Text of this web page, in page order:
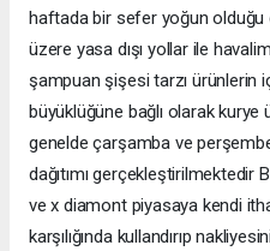
haftada bir sefer yoğun
üzere yasa dışı yollar ile
şampuan şişesi tarzı ürünlerin
büyüklüğüne bağlı olarak
genelde çarşamba ve
dağıtımı
ve x diamont piyasaya kendi
karşılığında kullandırıp